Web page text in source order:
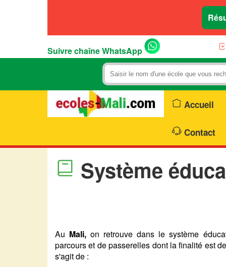
Suivre chaîne WhatsApp
Accueil
Contact
Système
Au Mali, on retrouve dans le système
parcours et de passerelles dont la finalité est
s'agit de :